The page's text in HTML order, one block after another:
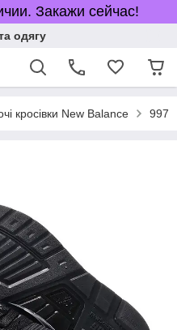
Закажи сейчас!
одягу
кросівки New Balance 997